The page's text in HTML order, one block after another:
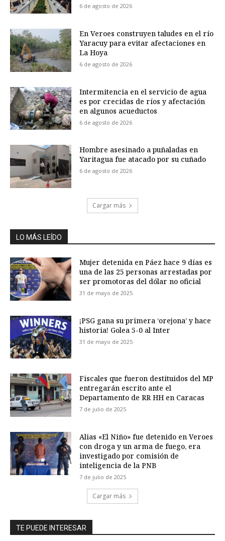
6 de agosto de 2026
En Veroes construyen taludes en el río
Yaracuy para evitar afectaciones en
La Hoya
6 de agosto de 2026
Intermitencia en el servicio de agua
es por crecidas de ríos y afectación
en algunos acueductos
6 de agosto de 2026
Hombre asesinado a puñaladas en
Yaritagua fue atacado por su cuñado
6 de agosto de 2026
Cargar más
LO MÁS LEÍDO
Mujer detenida en Páez hace 9 días es
una de las 25 personas arrestadas por
ser promotoras del dólar no oficial
31 de mayo de 2025
¡PSG gana su primera ‘orejona’ y hace
historia! Golea 5-0 al Inter
31 de mayo de 2025
Fiscales que fueron destituidos del MP
entregarán escrito ante el
Departamento de RR HH en Caracas
7 de julio de 2025
Alias «El Niño» fue detenido en Veroes
con droga y un arma de fuego, era
investigado por comisión de
inteligencia de la PNB
7 de julio de 2025
Cargar más
TE PUEDE INTERESAR